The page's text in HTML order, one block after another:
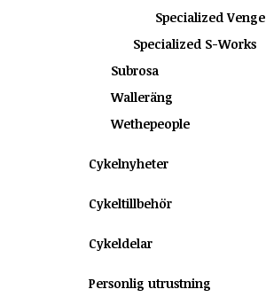
Specialized Venge
Specialized S-Works
Subrosa
Walleräng
Wethepeople
Cykelnyheter
Cykeltillbehör
Cykeldelar
Personlig utrustning